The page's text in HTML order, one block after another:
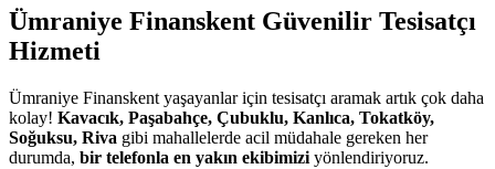
Ümraniye Finanskent Güvenilir Tesisatçı
Hizmeti
Ümraniye Finanskent yaşayanlar için tesisatçı aramak artık çok daha
kolay! Kavacık, Paşabahçe, Çubuklu, Kanlıca, Tokatköy,
Soğuksu, Riva gibi mahallelerde acil müdahale gereken her
durumda, bir telefonla en yakın ekibimizi yönlendiriyoruz.